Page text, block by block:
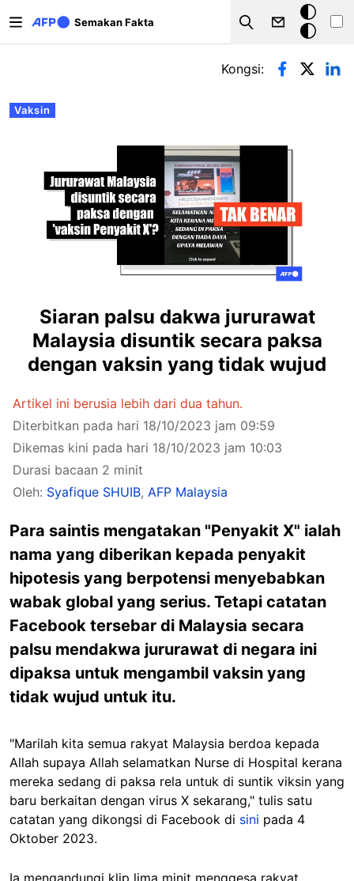
Semakan Fakta
Search
Mod
gelap
Tab-tab utama
Vaksin
Kongsi:
Siaran palsu dakwa jururawat
Malaysia disuntik secara paksa
dengan vaksin yang tidak wujud
Artikel ini berusia lebih dari dua tahun.
Diterbitkan pada hari 18/10/2023 jam 09:59
Dikemas kini pada hari 18/10/2023 jam 10:03
Durasi bacaan 2 minit
Oleh: Syafique SHUIB, AFP Malaysia
Para saintis mengatakan "Penyakit X" ialah
nama yang diberikan kepada penyakit
hipotesis yang berpotensi menyebabkan
wabak global yang serius. Tetapi catatan
Facebook tersebar di Malaysia secara
palsu mendakwa jururawat di negara ini
dipaksa untuk mengambil vaksin yang
tidak wujud untuk itu.
"Marilah kita semua rakyat Malaysia berdoa kepada
Allah supaya Allah selamatkan Nurse di Hospital kerana
mereka sedang di paksa rela untuk di suntik viksin yang
baru berkaitan dengan virus X sekarang," tulis satu
catatan yang dikongsi di Facebook di sini pada 4
Oktober 2023.
Ia mengandungi klip lima minit menggesa rakyat